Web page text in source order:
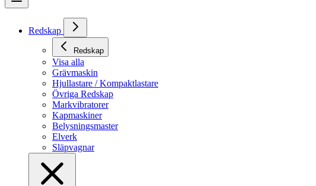
Redskap
Redskap
Visa alla
Grävmaskin
Hjullastare / Kompaktlastare
Övriga Redskap
Markvibratorer
Kapmaskiner
Belysningsmaster
Elverk
Släpvagnar